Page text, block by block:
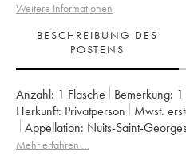
Weitere Informationen
BESCHREIBUNG DES
POSTENS
Anzahl: 1 Flasche Bemerkung:
Herkunft:
privatperson Mwst.
Appellation:
Nuits-Saint-Georges
Eigentümer:
Arnoux-Lachaux
Mehr erfahren …